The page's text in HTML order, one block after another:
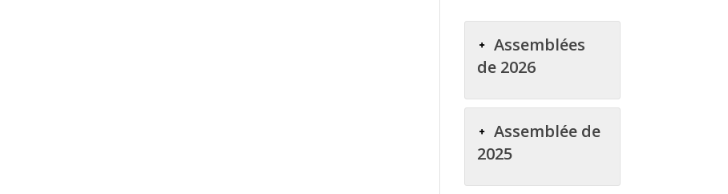
Assemblées
de 2026
Assemblée de
2025